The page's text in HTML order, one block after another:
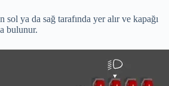
ya da sağ tarafında yer alır ve kapağı
bulunur.